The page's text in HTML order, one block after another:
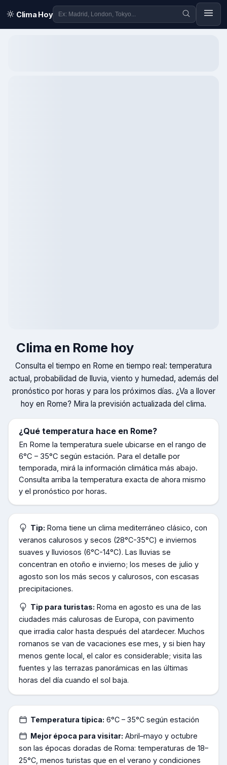
Clima Hoy
Clima en Rome hoy
Consulta el tiempo en Rome en tiempo real: temperatura
actual, probabilidad de lluvia, viento y humedad, además del
pronóstico por horas y para los próximos días. ¿Va a llover
hoy en Rome? Mira la previsión actualizada del clima.
¿Qué temperatura hace en Rome?
En Rome la temperatura suele ubicarse en el rango de
6°C – 35°C según estación. Para el detalle por
temporada, mirá la información climática más abajo.
Consulta arriba la temperatura exacta de ahora mismo
y el pronóstico por horas.
Tip: Roma tiene un clima mediterráneo clásico, con
veranos calurosos y secos (28°C-35°C) e inviernos
suaves y lluviosos (6°C-14°C). Las lluvias se
concentran en otoño e invierno; los meses de julio y
agosto son los más secos y calurosos, con escasas
precipitaciones.
Tip para turistas: Roma en agosto es una de las
ciudades más calurosas de Europa, con pavimento
que irradia calor hasta después del atardecer. Muchos
romanos se van de vacaciones ese mes, y si bien hay
menos gente local, el calor es considerable; visita las
fuentes y las terrazas panorámicas en las últimas
horas del día cuando el sol baja.
Temperatura típica: 6°C – 35°C según estación
Mejor época para visitar: Abril–mayo y octubre
son las épocas doradas de Roma: temperaturas de 18–
25°C, menos turistas que en el verano y condiciones